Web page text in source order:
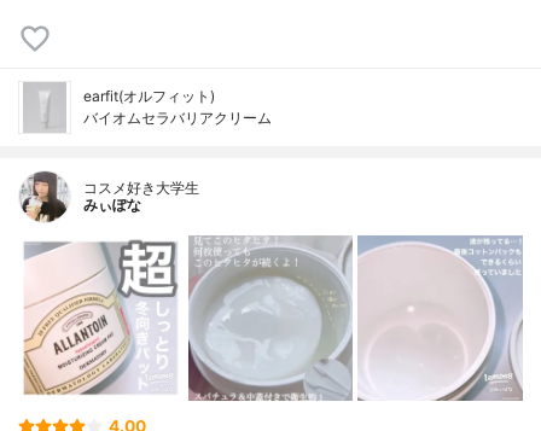
earfit(オルフィット)
バイオムセラバリアクリーム
コスメ好き大学生
みぃぽな
4.00